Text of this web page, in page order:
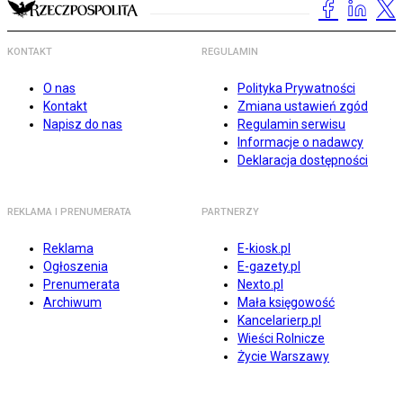
KONTAKT
O nas
Kontakt
Napisz do nas
REGULAMIN
Polityka Prywatności
Zmiana ustawień zgód
Regulamin serwisu
Informacje o nadawcy
Deklaracja dostępności
REKLAMA I PRENUMERATA
Reklama
Ogłoszenia
Prenumerata
Archiwum
PARTNERZY
E-kiosk.pl
E-gazety.pl
Nexto.pl
Mała księgowość
Kancelarierp.pl
Wieści Rolnicze
Życie Warszawy